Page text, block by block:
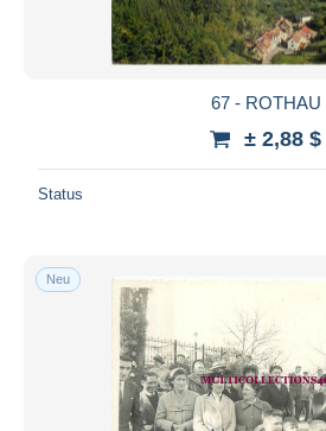
67 - ROTHAU
± 2,88 $
Status
Neu